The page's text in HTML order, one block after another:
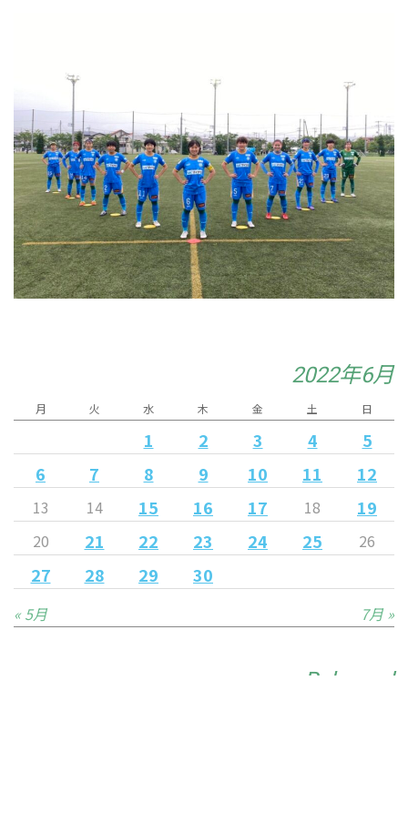
2022年6月
月 火 水 木 金 土 日
1 2 3 4
5
6
7 8 9 10 11 12
13 14 15 16 17 18 19
20 21 22 23 24 25 26
27 28 29 30
« 5月 7月 »
Released